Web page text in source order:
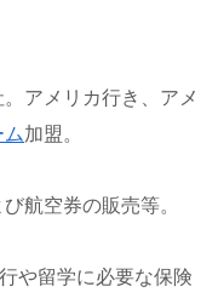
アメリカ行き、アメ
加盟。
航空券の販売等。
や留学に必要な保険